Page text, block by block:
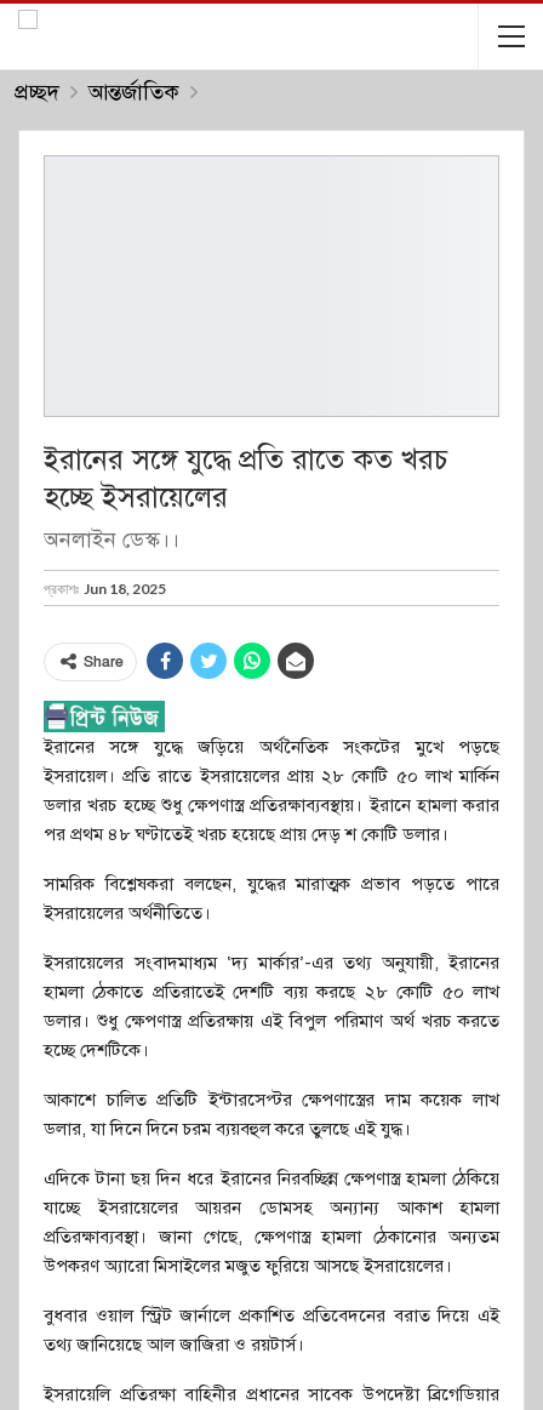
প্রচ্ছদ আন্তর্জাতিক
ইরানের সঙ্গে যুদ্ধে প্রতি রাতে কত খরচ
হচ্ছে ইসরায়েলের
অনলাইন ডেস্ক।।
প্রকাশঃ Jun 18, 2025
Share
ইরানের সঙ্গে যুদ্ধে জড়িয়ে অর্থনৈতিক সংকটের মুখে পড়ছে
ইসরায়েল। প্রতি রাতে ইসরায়েলের প্রায় ২৮ কোটি ৫০ লাখ মার্কিন
ডলার খরচ হচ্ছে শুধু ক্ষেপণাস্ত্র প্রতিরক্ষাব্যবস্থায়। ইরানে হামলা করার
পর প্রথম ৪৮ ঘণ্টাতেই খরচ হয়েছে প্রায় দেড় শ কোটি ডলার।
সামরিক বিশ্লেষকরা বলছেন, যুদ্ধের মারাত্মক প্রভাব পড়তে পারে
ইসরায়েলের অর্থনীতিতে।
ইসরায়েলের সংবাদমাধ্যম ‘দ্য মার্কার’-এর তথ্য অনুযায়ী, ইরানের
হামলা ঠেকাতে প্রতিরাতেই দেশটি ব্যয় করছে ২৮ কোটি ৫০ লাখ
ডলার। শুধু ক্ষেপণাস্ত্র প্রতিরক্ষায় এই বিপুল পরিমাণ অর্থ খরচ করতে
হচ্ছে দেশটিকে।
আকাশে চালিত প্রতিটি ইন্টারসেপ্টর ক্ষেপণাস্ত্রের দাম কয়েক লাখ
ডলার, যা দিনে দিনে চরম ব্যয়বহুল করে তুলছে এই যুদ্ধ।
এদিকে টানা ছয় দিন ধরে ইরানের নিরবচ্ছিন্ন ক্ষেপণাস্ত্র হামলা ঠেকিয়ে
যাচ্ছে ইসরায়েলের আয়রন ডোমসহ অন্যান্য আকাশ হামলা
প্রতিরক্ষাব্যবস্থা। জানা গেছে, ক্ষেপণাস্ত্র হামলা ঠেকানোর অন্যতম
উপকরণ অ্যারো মিসাইলের মজুত ফুরিয়ে আসছে ইসরায়েলের।
বুধবার ওয়াল স্ট্রিট জার্নালে প্রকাশিত প্রতিবেদনের বরাত দিয়ে এই
তথ্য জানিয়েছে আল জাজিরা ও রয়টার্স।
ইসরায়েলি প্রতিরক্ষা বাহিনীর প্রধানের সাবেক উপদেষ্টা ব্রিগেডিয়ার